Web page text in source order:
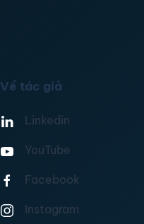
Về tác giả
Linkedin
YouTube
Facebook
Instagram